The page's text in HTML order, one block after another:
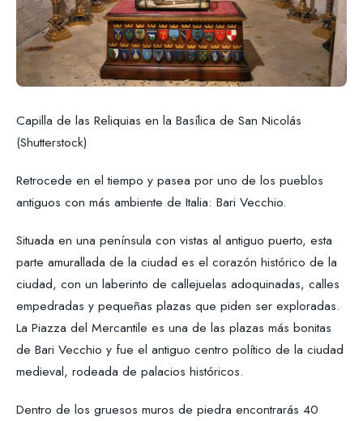
Capilla de las Reliquias en la Basílica de San Nicolás
(Shutterstock)
Retrocede en el tiempo y pasea por uno de los pueblos
antiguos con más ambiente de Italia: Bari Vecchio.
Situada en una península con vistas al antiguo puerto, esta
parte amurallada de la ciudad es el corazón histórico de la
ciudad, con un laberinto de callejuelas adoquinadas, calles
empedradas y pequeñas plazas que piden ser exploradas.
La Piazza del Mercantile es una de las plazas más bonitas
de Bari Vecchio y fue el antiguo centro político de la ciudad
medieval, rodeada de palacios históricos.
Dentro de los gruesos muros de piedra encontrarás 40